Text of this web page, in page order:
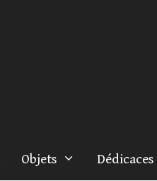
Objets Dédicaces